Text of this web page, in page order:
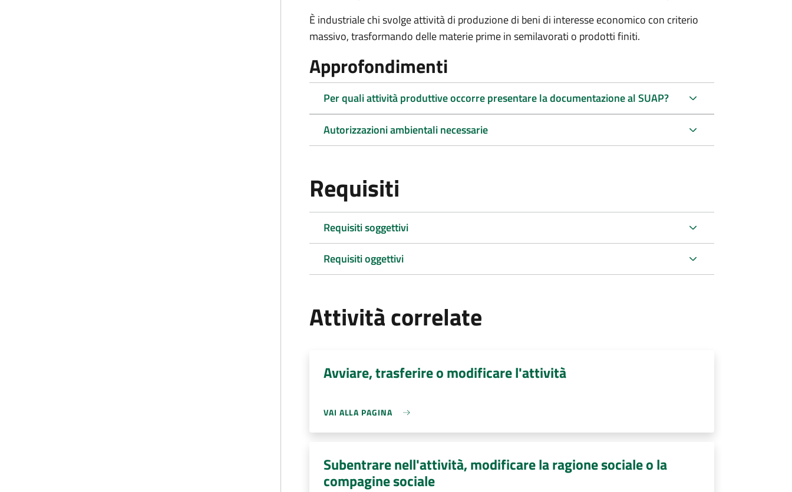
È industriale chi svolge attività di produzione di beni di interesse economico con criterio
massivo, trasformando delle materie prime in semilavorati o prodotti finiti.
Approfondimenti
Per quali attività produttive occorre presentare la documentazione al SUAP?
Autorizzazioni ambientali necessarie
Requisiti
Requisiti soggettivi
Requisiti oggettivi
Attività correlate
Avviare, trasferire o modificare l'attività
VAI ALLA PAGINA
Subentrare nell'attività, modificare la ragione sociale o la
compagine sociale